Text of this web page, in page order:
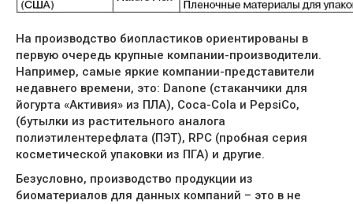
На производство биопластиков ориентированы в
первую очередь крупные компании-производители.
Например, самые яркие компании-представители
недавнего времени, это: Danone (стаканчики для
йогурта «Активия» из ПЛА), Coca-Cola и PepsiCo,
(бутылки из растительного аналога
полиэтилентерефлата (ПЭТ), RPC (пробная серия
косметической упаковки из ПГА) и другие.
Безусловно, производство продукции из
биоматериалов для данных компаний – это в не